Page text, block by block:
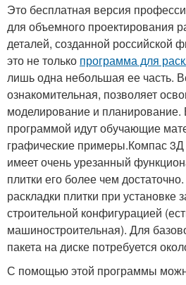
Это бесплатная версия
для объемного проектирования
деталей, созданной
это не только программа для
лишь одна небольшая ее часть.
ознакомительная, позволяет
моделирование и планирование.
программой идут обучающие
графические примеры.Компас 3Д
имеет очень урезанный
плитки его более чем
раскладки плитки при установке
строительной конфигурацией
машиностроительная). Для
пакета на диске потребуется
С помощью этой программы